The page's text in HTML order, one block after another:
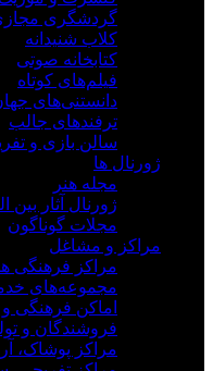
گردشگری
کلاب شنیدانه
کتابخانه صوتی
فیلم‌های کوتاه
دانستنی‌های
ترفندهای جالب
سالن بازی و
ژورنال ها
مجله هنر
ژورنال آثار بین
مجلات گوناگون
مراکز و مشاغل
مراکز فرهنگی
مجموعه‌های
اماکن فرهنگی
فروشندگان و
مراکز پوشاک،